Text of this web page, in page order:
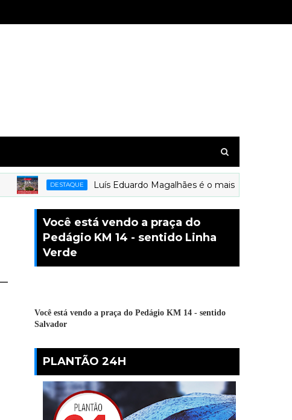
DESTAQUE Luís Eduardo Magalhães é o mais novo município
Você está vendo a praça do
Pedágio KM 14 - sentido Linha
Verde
Você está vendo a praça do Pedágio KM 14 - sentido
Salvador
PLANTÃO 24H